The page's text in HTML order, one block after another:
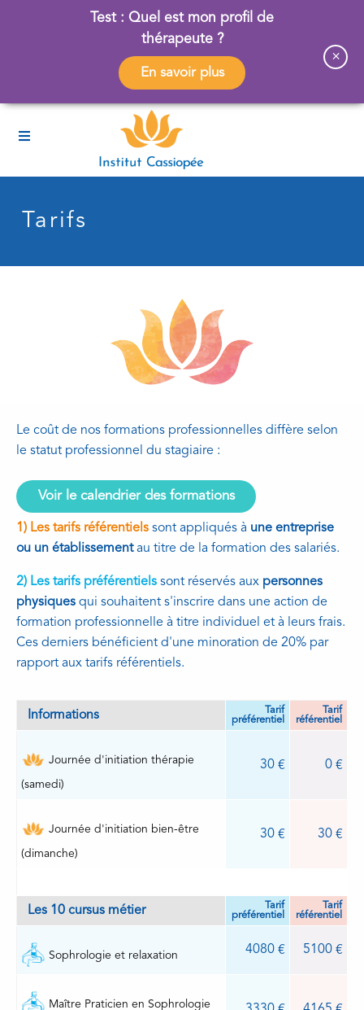
Test : Quel est mon profil de
thérapeute ?
En savoir plus
×
Tarifs
Le coût de nos formations professionnelles diffère selon
le statut professionnel du stagiaire :
Voir le calendrier des formations
1) Les tarifs référentiels sont appliqués à une entreprise
ou un établissementau titre de la formation des salariés.
2) Les tarifs préférentiels sont réservés aux personnes
physiques qui souhaitent s'inscrire dans une action de
formation professionnelle à titre individuel et à leurs frais.
Ces derniers bénéficient d'une minoration de 20% par
rapport aux tarifs référentiels.
Informations
Tarif
préférentiel
Tarif
référentiel
Journée d'initiation thérapie
(samedi)
30 0
Journée d'initiation bien-être
(dimanche)
30 30
Les 10 cursus métier
Tarif
préférentiel
Tarif
référentiel
Sophrologie et relaxation 4080 5100
Maître Praticien en Sophrologie